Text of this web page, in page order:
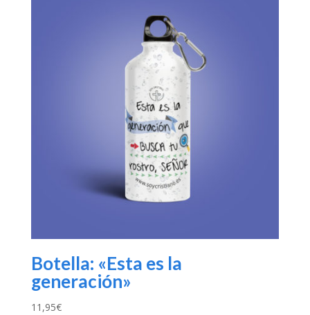
Botella: «Esta es la
generación»
11,95€